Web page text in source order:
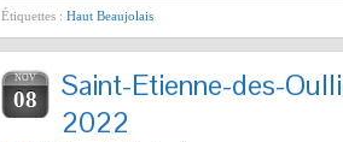
Étiquettes : Haut Beaujolais
NOV
08
Saint-Etienne-des-
2022